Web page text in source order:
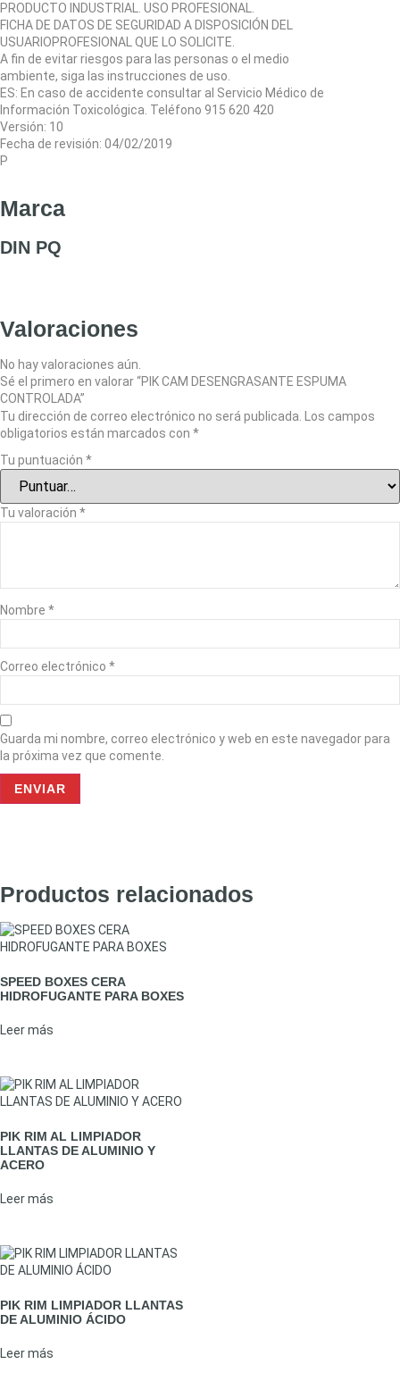
PRODUCTO INDUSTRIAL. USO PROFESIONAL.
FICHA DE DATOS DE SEGURIDAD A DISPOSICIÓN DEL
USUARIOPROFESIONAL QUE LO SOLICITE.
A fin de evitar riesgos para las personas o el medio
ambiente, siga las instrucciones de uso.
ES: En caso de accidente consultar al Servicio Médico de
Información Toxicológica. Teléfono 915 620 420
Versión: 10
Fecha de revisión: 04/02/2019
P
Marca
DIN PQ
Valoraciones
No hay valoraciones aún.
Sé el primero en valorar “PIK CAM DESENGRASANTE ESPUMA
CONTROLADA”
Tu dirección de correo electrónico no será publicada.
Los campos
obligatorios están marcados con *
Tu puntuación *
Tu valoración *
Nombre *
Correo electrónico *
Guarda mi nombre, correo electrónico y web en este navegador para
la próxima vez que comente.
Productos relacionados
SPEED BOXES CERA
HIDROFUGANTE PARA BOXES
Leer más
PIK RIM AL LIMPIADOR
LLANTAS DE ALUMINIO Y
ACERO
Leer más
PIK RIM LIMPIADOR LLANTAS
DE ALUMINIO ÁCIDO
Leer más